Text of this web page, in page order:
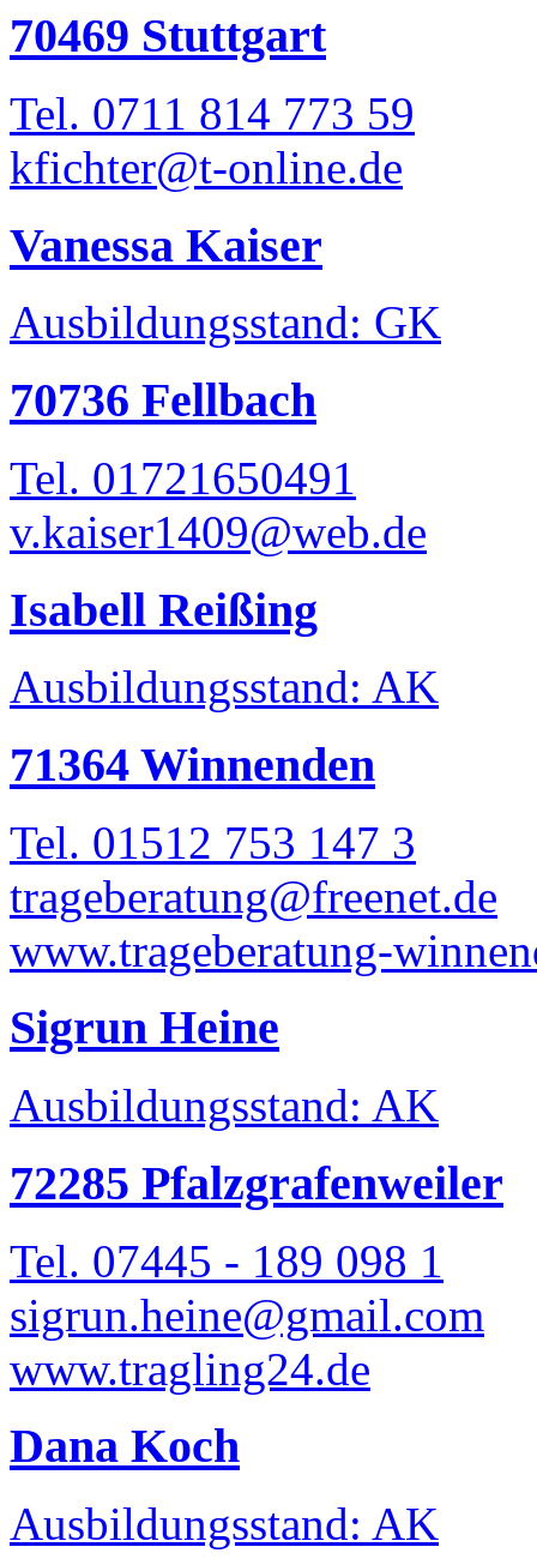
70469 Stuttgart
Tel. 0711 814 773 59
kfichter@t-online.de
Vanessa Kaiser
Ausbildungsstand: GK
70736 Fellbach
Tel. 01721650491
v.kaiser1409@web.de
Isabell Reißing
Ausbildungsstand: AK
71364 Winnenden
Tel. 01512 753 147 3
trageberatung@freenet.de
www.trageberatung-
Sigrun Heine
Ausbildungsstand: AK
72285 Pfalzgrafenweiler
Tel. 07445 - 189 098 1
sigrun.heine@gmail.com
www.tragling24.de
Dana Koch
Ausbildungsstand: AK